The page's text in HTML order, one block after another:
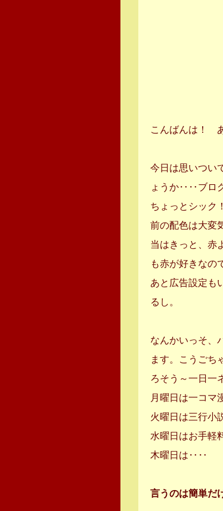
こんばんは！
今日は思いつい
ょうか‥‥ブロ
ちょっとシック！
前の配色は大変
当はきっと、赤
も赤が好きなの
あと広告設定も
るし。
なんかいっそ、
ます。こうごち
ろそう～一日一
月曜日は一コマ
火曜日は三行小
水曜日はお手軽
木曜日は‥‥
言うのは簡単だ